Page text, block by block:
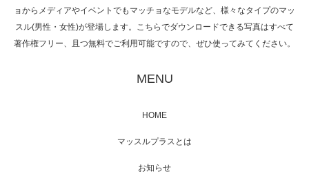
映画「メカバース」舞台挨拶へマッスルプラ
ョからメディアやイベントでもマッチョなモデルなど、様々なタイプのマッ
スル(男性・女性)が登場します。こちらでダウンロードできる写真はすべて
著作権フリー、且つ無料でご利用可能ですので、ぜひ使ってみてください。
MENU
HOME
マッスルプラスとは
お知らせ